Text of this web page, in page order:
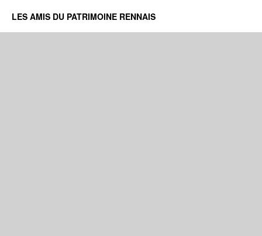
LES AMIS DU PATRIMOINE RENNAIS